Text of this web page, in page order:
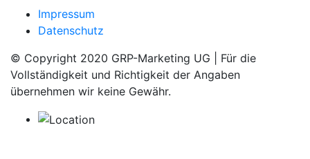
Impressum
Datenschutz
© Copyright 2020 GRP-Marketing UG | Für die
Vollständigkeit und Richtigkeit der Angaben
übernehmen wir keine Gewähr.